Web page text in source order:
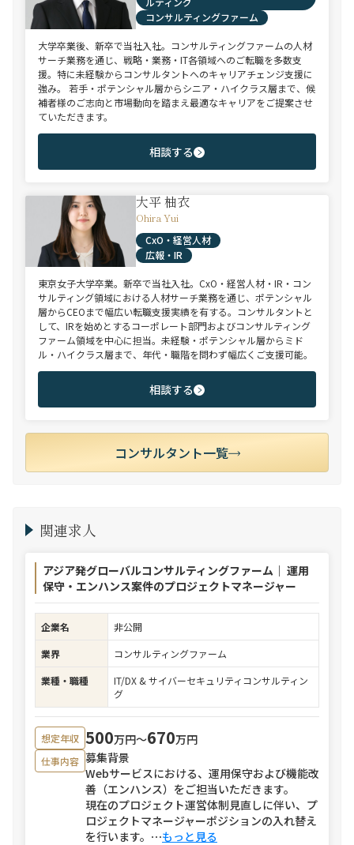
コンサルティングファーム
大学卒業後、新卒で当社入社。コンサルティングファームの人材
サーチ業務を通じ、戦略・業務・IT各領域へのご転職を多数支
援。特に未経験からコンサルタントへのキャリアチェンジ支援に
強み。 若手・ポテンシャル層からシニア・ハイクラス層まで、候
補者様のご志向と市場動向を踏まえ最適なキャリアをご提案させ
ていただきます。
相談する
大平 柚衣
Ohira Yui
CxO・経営人材
広報・IR
東京女子大学卒業。新卒で当社入社。CxO・経営人材・IR・コン
サルティング領域における人材サーチ業務を通じ、ポテンシャル
層からCEOまで幅広い転職支援実績を有する。コンサルタントと
して、IRを始めとするコーポレート部門およびコンサルティング
ファーム領域を中心に担当。未経験・ポテンシャル層からミド
ル・ハイクラス層まで、年代・職階を問わず幅広くご支援可能。
相談する
コンサルタント一覧
関連求人
アジア発グローバルコンサルティングファーム｜ 運用
保守・エンハンス案件のプロジェクトマネージャー
企業名
非公開
業界
コンサルティングファーム
業種・職種
IT/DX & サイバーセキュリティコンサルティン
グ
想定年収 500万円〜670万円
仕事内容 募集背景
Webサービスにおける、運用保守および機能改
善（エンハンス）をご担当いただきます。
現在のプロジェクト運営体制見直しに伴い、プ
ロジェクトマネージャーポジションの入れ替え
を行います。 ⋯もっと見る